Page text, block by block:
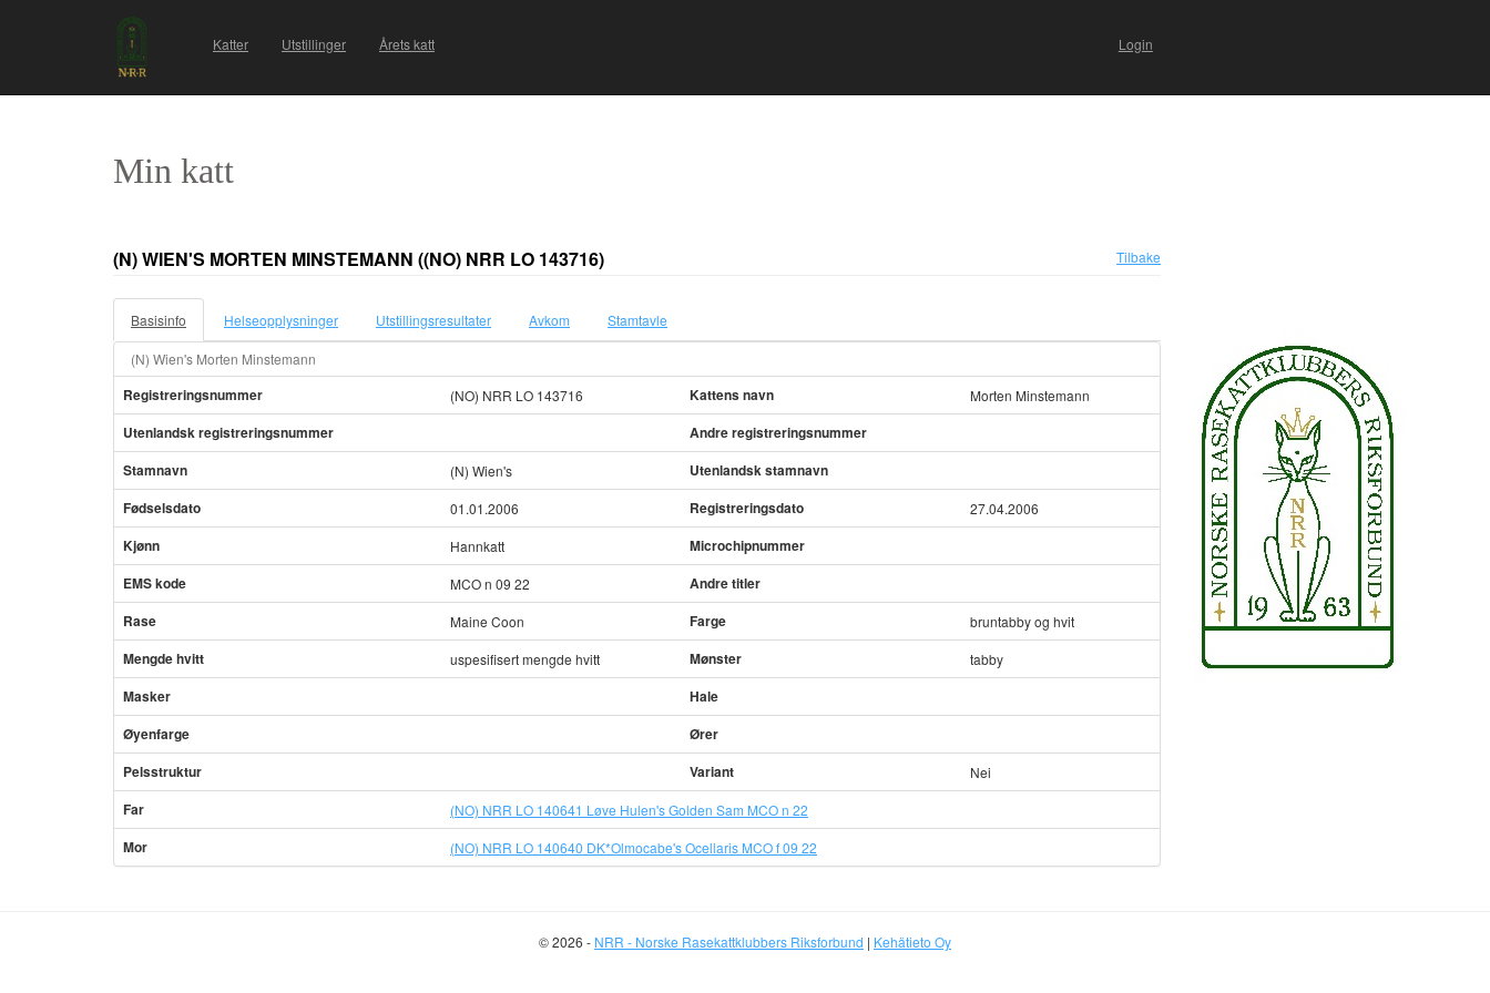
Katter Utstillinger Årets katt Login
Min katt
(N) WIEN'S MORTEN MINSTEMANN ((NO) NRR LO 143716) Tilbake
Basisinfo Helseopplysninger Utstillingsresultater Avkom Stamtavle
(N) Wien's Morten Minstemann
Registreringsnummer (NO) NRR LO 143716 Kattens navn Morten Minstemann
Utenlandsk registreringsnummer
Andre registreringsnummer
Stamnavn
(N) Wien's
Utenlandsk stamnavn
Fødselsdato
01.01.2006 Registreringsdato 27.04.2006
Kjønn Hannkatt
Microchipnummer
EMS kode
MCO n 09 22
Andre titler
Rase
Maine Coon Farge bruntabby og hvit
Mengde hvitt uspesifisert mengde hvitt Mønster tabby
Masker
Hale
Øyenfarge
Ører
Pelsstruktur
Variant Nei
Far (NO) NRR LO 140641 Løve Hulen's Golden Sam MCO n 22
Mor (NO) NRR LO 140640 DK*Olmocabe's Ocellaris MCO f 09 22
© 2026 - NRR - Norske Rasekattklubbers Riksforbund | Kehätieto Oy